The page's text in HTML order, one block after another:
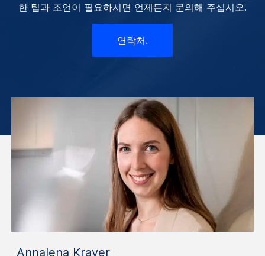
한 팁과 조언이 필요하시면 언제든지 문의해 주십시오.
연락처.
Annalena Krayer